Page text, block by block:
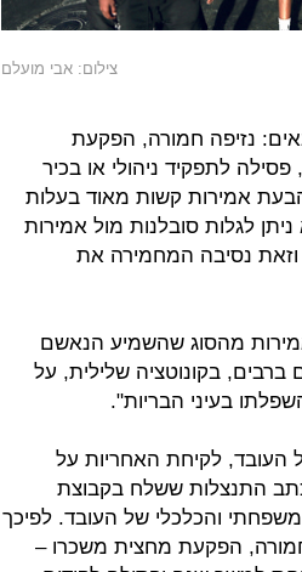
צילום: אבי מועלם
נזיפה חמורה, הפקעת
לתפקיד ניהולי או בכיר
אמירות קשות מאוד בעלות
לגלות סובלנות מול אמירות
נסיבה המחמירה את
מהסוג שהשמיע הנאשם
ברבים, בקונוטציה שלילית, על
בעיני הבריות".
העובד, לקיחת האחריות על
התנצלות ששלח בקבוצת
והכלכלי של העובד. לפיכך
חמורה, הפקעת מחצית משכרו –